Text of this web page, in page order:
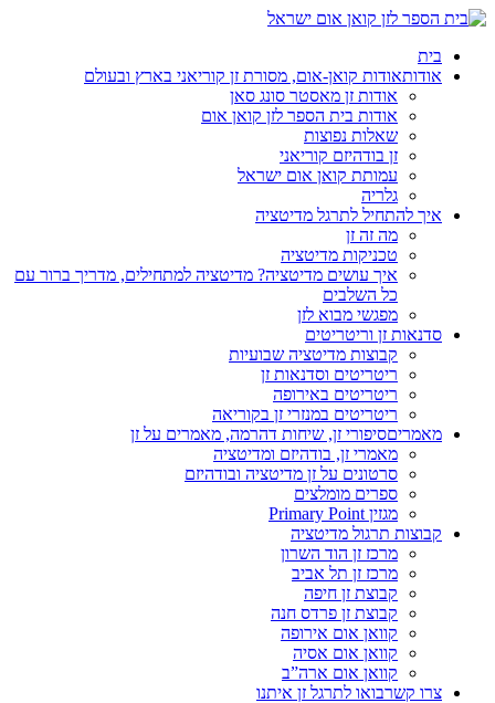
בית
אודותאודות קואן-אום, מסורת זן קוריאני בארץ ובעולם
אודות זן מאסטר סונג סאן
אודות בית הספר לזן קואן אום
שאלות נפוצות
זן בודהיזם קוריאני
עמותת קואן אום ישראל
גלריה
איך להתחיל לתרגל מדיטציה
מה זה זן
טכניקות מדיטציה
איך עושים מדיטציה? מדיטציה למתחילים, מדריך ברור עם
כל השלבים
מפגשי מבוא לזן
סדנאות זן וריטריטים
קבוצות מדיטציה שבועיות
ריטריטים וסדנאות זן
ריטריטים באירופה
ריטריטים במנזרי זן בקוריאה
מאמריםסיפורי זן, שיחות דהרמה, מאמרים על זן
מאמרי זן, בודהיזם ומדיטציה
סרטונים על זן מדיטציה ובודהיזם
ספרים מומלצים
מגזין Primary Point
קבוצות תרגול מדיטציה
מרכז זן הוד השרון
מרכז זן תל אביב
קבוצת זן חיפה
קבוצת זן פרדס חנה
קוואן אום אירופה
קוואן אום אסיה
קוואן אום ארה”ב
צרו קשרבואו לתרגל זן איתנו